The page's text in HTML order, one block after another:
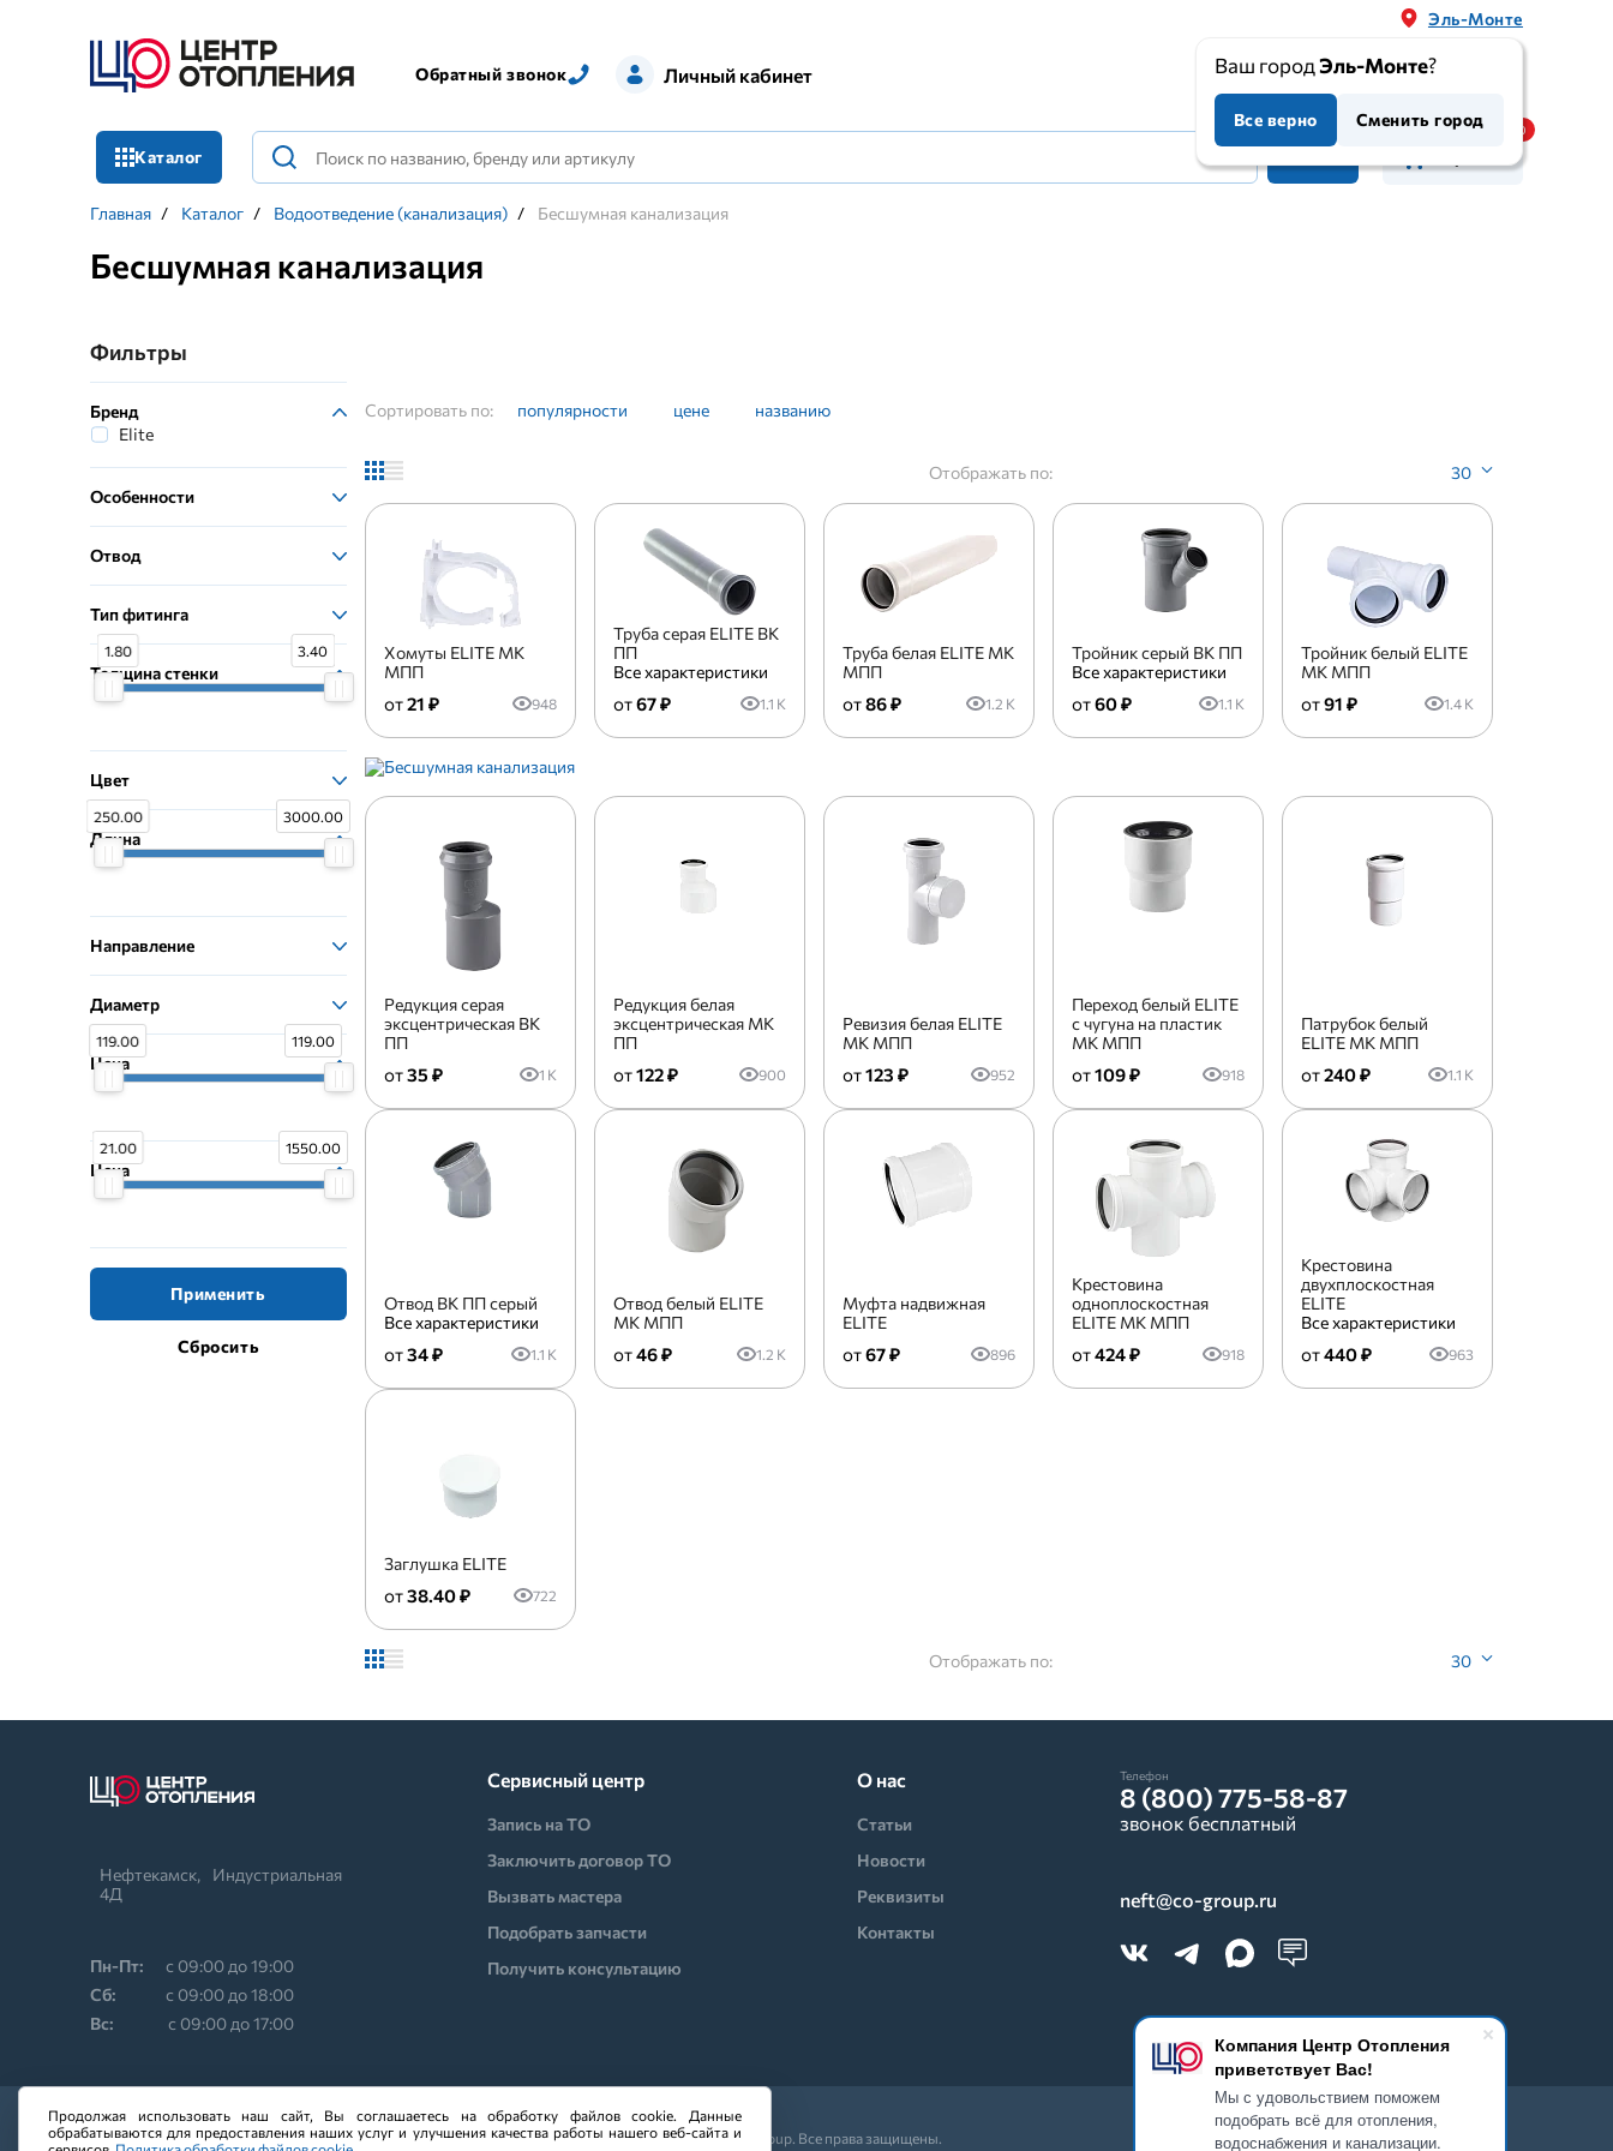
Эль-Монте
Ваш городЭль-Монте?
Все верно Сменить город
Обратный звонок Личный кабинет
Каталог
Главная / Каталог / Водоотведение (канализация) / Бесшумная канализация
Бесшумная канализация
Фильтры
Бренд
Elite
Особенности
Отвод
Тип фитинга
Толщина стенки
1.80 3.40
Цвет
Длина
250.00 3000.00
Направление
Диаметр
Цена
119.00 119.00
Цена
21.00 1550.00
Применить
Сортировать по: популярности цене названию
Отображать по: 30
Хомуты ELITE МК
МПП
21 ₽ 948
Труба серая ELITE ВК
ПП
Все характеристики
67 ₽ 1.1 K
Труба белая ELITE МК
МПП
86 ₽ 1.2 K
Тройник серый ВК ПП
Все характеристики
60 ₽ 1.1 K
Тройник белый ELITE
МК МПП
91 ₽ 1.4 K
Редукция серая
эксцентрическая ВК
ПП
35 ₽ 1 K
Редукция белая
эксцентрическая МК
ПП
122 ₽ 900
Ревизия белая ELITE
МК МПП
123 ₽ 952
Переход белый ELITE
с чугуна на пластик
МК МПП
109 ₽ 918
Патрубок белый
ELITE МК МПП
240 ₽ 1.1 K
Отвод ВК ПП серый
Все характеристики
34 ₽ 1.1 K
Отвод белый ELITE
МК МПП
46 ₽ 1.2 K
Муфта надвижная
ELITE
67 ₽ 896
Крестовина
одноплоскостная
ELITE МК МПП
424 ₽ 918
Крестовина
двухплоскостная
ELITE
Все характеристики
440 ₽ 963
Заглушка ELITE
38.40 ₽ 722
Отображать по: 30
Нефтекамск,⠀Индустриальная
4Д
Пн-Пт:
с 09:00 до 19:00
Cб:
с 09:00 до 18:00
Вс:
с 09:00 до 17:00
Сервисный центр
Запись на ТО
Заключить договор ТО
Вызвать мастера
Подобрать запчасти
Получить консультацию
О нас
Статьи
Новости
Реквизиты
Контакты
Телефон
8 (800) 775-58-87
звонок бесплатный
neft@co-group.ru
© 2026 CO-Group. Все права защищены.
Компания Центр Отопления
приветствует Вас!
Мы с удовольствием поможем
подобрать всё для отопления,
водоснабжения и канализации.
Продолжая использовать наш сайт, Вы соглашаетесь на обработку файлов cookie. Данные
обрабатываются для предоставления наших услуг и улучшения качества работы нашего веб-сайта и